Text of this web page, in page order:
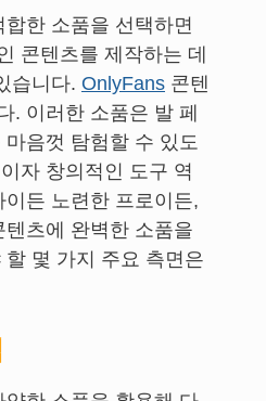
한 소품을 선택하면
콘텐츠를 제작하는 데
습니다. OnlyFans 콘텐
. 이러한 소품은 발 페
음껏 탐험할 수 있도
자 창의적인 도구 역
든 노련한 프로이든,
츠에 완벽한 소품을
몇 가지 주요 측면은